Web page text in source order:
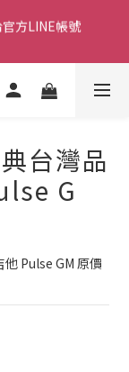
可立馬享有300元
可立馬享有300元
台灣品
G
他 Pulse GM 原價